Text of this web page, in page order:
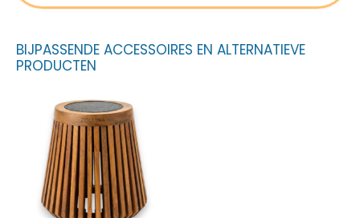
BIJPASSENDE ACCESSOIRES EN ALTERNATIEVE
PRODUCTEN